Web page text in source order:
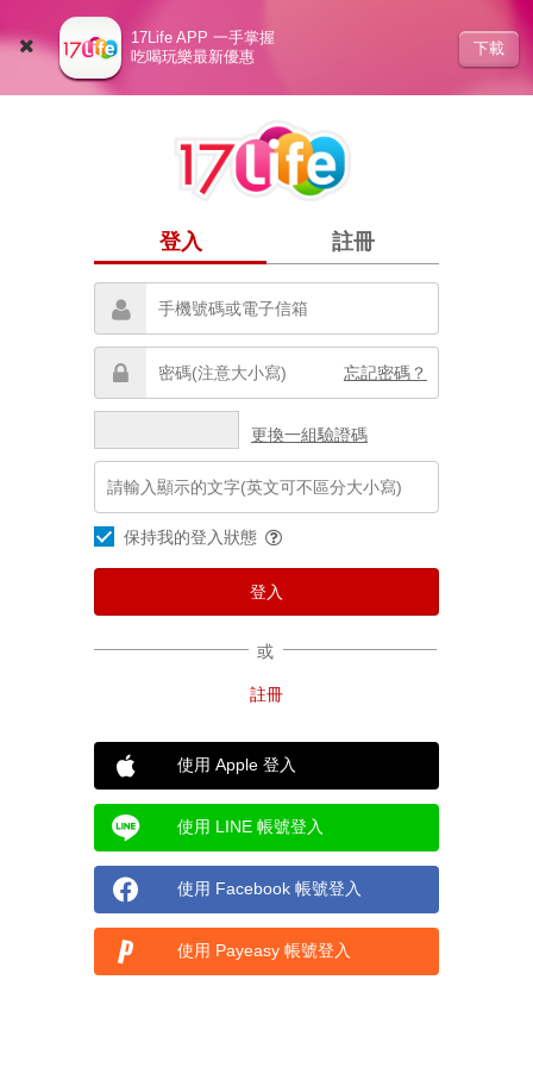
17Life APP 一手掌握
吃喝玩樂最新優惠
下載
登入 註冊
忘記密碼？
更換一組驗證碼
保持我的登入狀態
或
使用 Apple 登入
使用 LINE 帳號登入
使用 Facebook 帳號登入
使用 Payeasy 帳號登入